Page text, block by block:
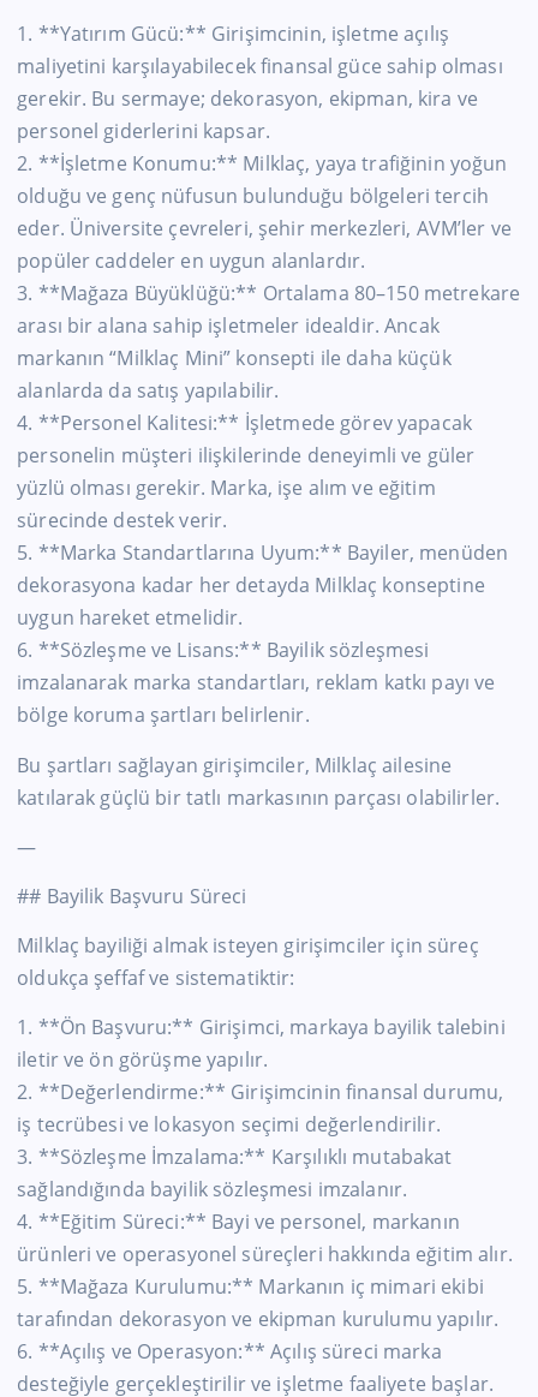
1. **Yatırım Gücü:** Girişimcinin, işletme açılış
maliyetini karşılayabilecek finansal güce sahip olması
gerekir. Bu sermaye; dekorasyon, ekipman, kira ve
personel giderlerini kapsar.
2. **İşletme Konumu:** Milklaç, yaya trafiğinin yoğun
olduğu ve genç nüfusun bulunduğu bölgeleri tercih
eder. Üniversite çevreleri, şehir merkezleri, AVM’ler ve
popüler caddeler en uygun alanlardır.
3. **Mağaza Büyüklüğü:** Ortalama 80–150 metrekare
arası bir alana sahip işletmeler idealdir. Ancak
markanın “Milklaç Mini” konsepti ile daha küçük
alanlarda da satış yapılabilir.
4. **Personel Kalitesi:** İşletmede görev yapacak
personelin müşteri ilişkilerinde deneyimli ve güler
yüzlü olması gerekir. Marka, işe alım ve eğitim
sürecinde destek verir.
5. **Marka Standartlarına Uyum:** Bayiler, menüden
dekorasyona kadar her detayda Milklaç konseptine
uygun hareket etmelidir.
6. **Sözleşme ve Lisans:** Bayilik sözleşmesi
imzalanarak marka standartları, reklam katkı payı ve
bölge koruma şartları belirlenir.
Bu şartları sağlayan girişimciler, Milklaç ailesine
katılarak güçlü bir tatlı markasının parçası olabilirler.
—
## Bayilik Başvuru Süreci
Milklaç bayiliği almak isteyen girişimciler için süreç
oldukça şeffaf ve sistematiktir:
1. **Ön Başvuru:** Girişimci, markaya bayilik talebini
iletir ve ön görüşme yapılır.
2. **Değerlendirme:** Girişimcinin finansal durumu,
iş tecrübesi ve lokasyon seçimi değerlendirilir.
3. **Sözleşme İmzalama:** Karşılıklı mutabakat
sağlandığında bayilik sözleşmesi imzalanır.
4. **Eğitim Süreci:** Bayi ve personel, markanın
ürünleri ve operasyonel süreçleri hakkında eğitim alır.
5. **Mağaza Kurulumu:** Markanın iç mimari ekibi
tarafından dekorasyon ve ekipman kurulumu yapılır.
6. **Açılış ve Operasyon:** Açılış süreci marka
desteğiyle gerçekleştirilir ve işletme faaliyete başlar.